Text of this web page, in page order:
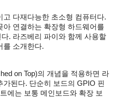
다재다능한 초소형 컴퓨터다.
아 연결하는 확장형 하드웨어를
. 라즈베리 파이와 함께 사용할
를 소개한다.
on Top)의 개념을 적용하면 라
된다. 단순히 보드의 GPIO 핀
에는 보통 메인보드와 확장 보